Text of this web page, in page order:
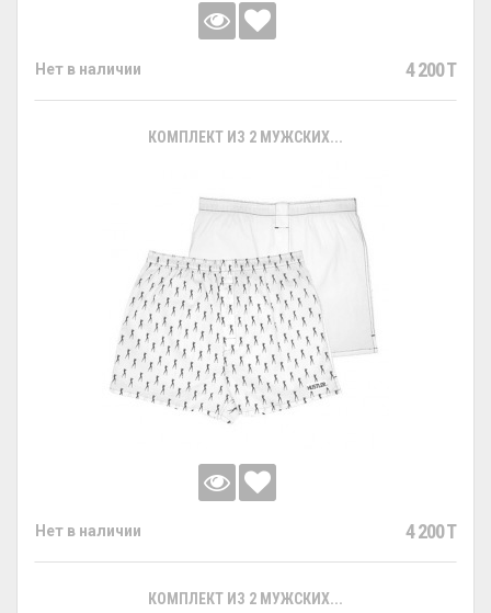
Нет в наличии 4 200 T
КОМПЛЕКТ ИЗ 2 МУЖСКИХ...
Нет в наличии 4 200 T
КОМПЛЕКТ ИЗ 2 МУЖСКИХ...